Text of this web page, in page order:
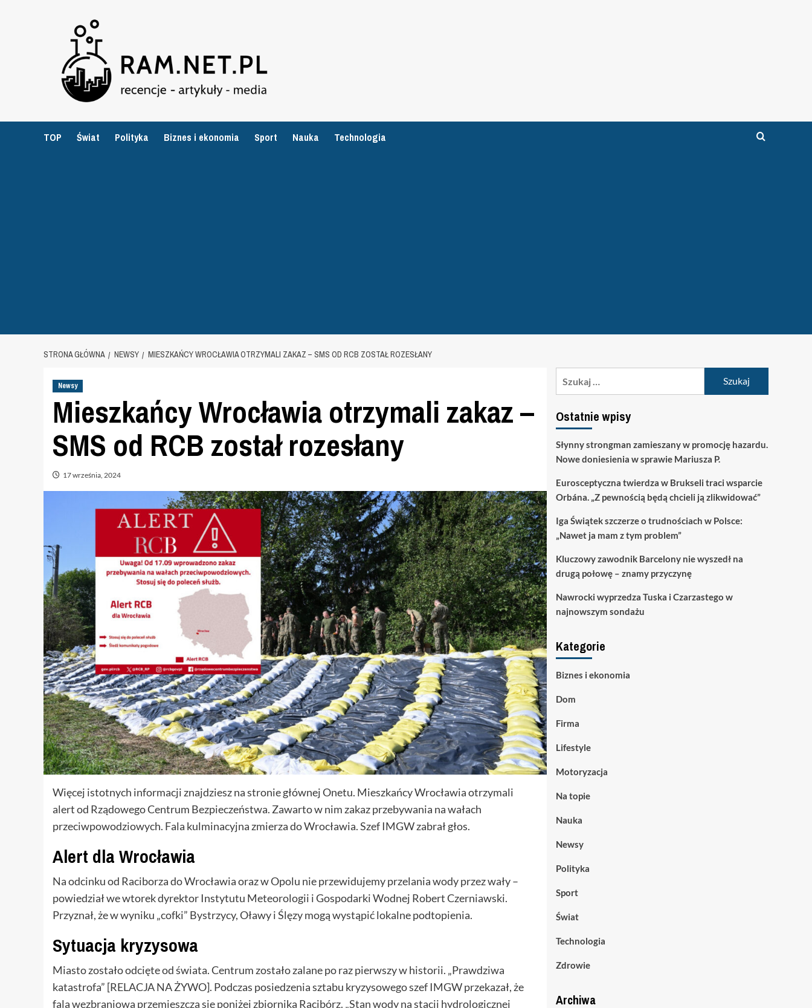
TOP Świat Polityka Biznes i ekonomia Sport Nauka Technologia
STRONA GŁÓWNA NEWSY MIESZKAŃCY WROCŁAWIA OTRZYMALI ZAKAZ – SMS OD RCB ZOSTAŁ ROZESŁANY
Newsy
Mieszkańcy Wrocławia otrzymali zakaz –
SMS od RCB został rozesłany
17 września, 2024
Więcej istotnych informacji znajdziesz na stronie głównej Onetu. Mieszkańcy Wrocławia otrzymali
alert od Rządowego Centrum Bezpieczeństwa. Zawarto w nim zakaz przebywania na wałach
przeciwpowodziowych. Fala kulminacyjna zmierza do Wrocławia. Szef IMGW zabrał głos.
Alert dla Wrocławia
Na odcinku od Raciborza do Wrocławia oraz w Opolu nie przewidujemy przelania wody przez wały –
powiedział we wtorek dyrektor Instytutu Meteorologii i Gospodarki Wodnej Robert Czerniawski.
Przyznał, że w wyniku „cofki” Bystrzycy, Oławy i Ślęzy mogą wystąpić lokalne podtopienia.
Sytuacja kryzysowa
Miasto zostało odcięte od świata. Centrum zostało zalane po raz pierwszy w historii. „Prawdziwa
katastrofa” [RELACJA NA ŻYWO]. Podczas posiedzenia sztabu kryzysowego szef IMGW przekazał, że
fala wezbraniowa przemieszcza się poniżej zbiornika Racibórz. „Stan wody na stacji hydrologicznej
Ostatnie wpisy
Słynny strongman zamieszany w promocję hazardu.
Nowe doniesienia w sprawie Mariusza P.
Eurosceptyczna twierdza w Brukseli traci wsparcie
Orbána. „Z pewnością będą chcieli ją zlikwidować”
Iga Świątek szczerze o trudnościach w Polsce:
„Nawet ja mam z tym problem”
Kluczowy zawodnik Barcelony nie wyszedł na
drugą połowę – znamy przyczynę
Nawrocki wyprzedza Tuska i Czarzastego w
najnowszym sondażu
Kategorie
Biznes i ekonomia
Dom
Firma
Lifestyle
Motoryzacja
Na topie
Nauka
Newsy
Polityka
Sport
Świat
Technologia
Zdrowie
Archiwa